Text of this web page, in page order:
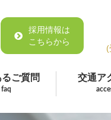
採用情報は
こちらから
ご質問
faq
交通ア